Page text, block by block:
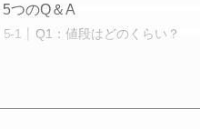
5つのQ＆A
Q1：値段はどのくらい？